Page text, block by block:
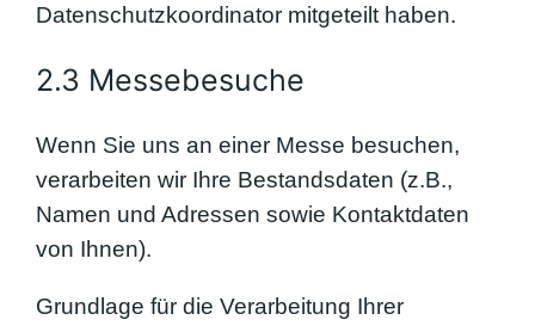
Datenschutzkoordinator mitgeteilt haben.
2.3 Messebesuche
Wenn Sie uns an einer Messe besuchen,
verarbeiten wir Ihre Bestandsdaten (z.B.,
Namen und Adressen sowie Kontaktdaten
von Ihnen).
Grundlage für die Verarbeitung Ihrer